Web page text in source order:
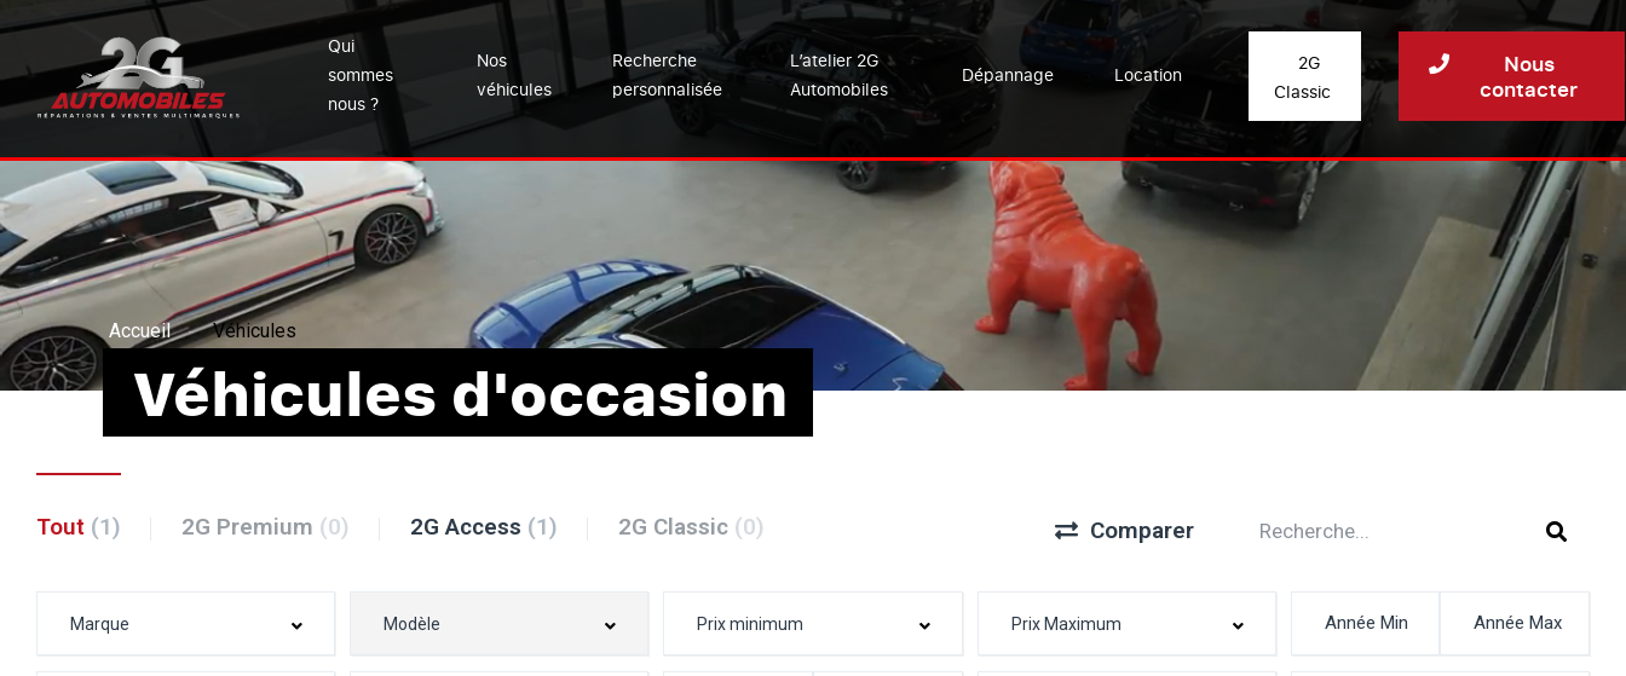
Qui
sommes
nous ?
Nos
véhicules
Recherche
personnalisée
L’atelier 2G
Automobiles
Dépannage Location
2G
Classic
Nous
contacter
Accueil Véhicules
Véhicules d'occasion
Tout (1) 2G Premium (0) 2G Access (1) 2G Classic (0) Comparer